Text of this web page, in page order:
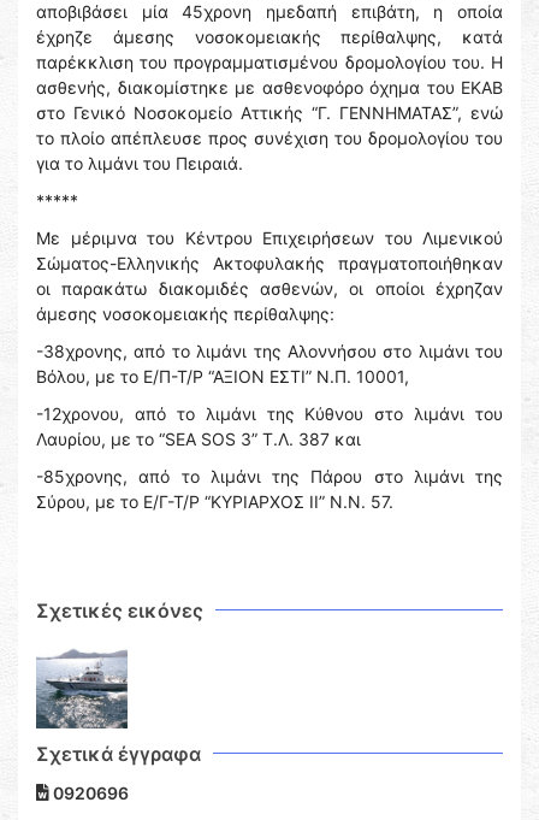
αποβιβάσει μία 45χρονη ημεδαπή επιβάτη, η οποία
έχρηζε άμεσης νοσοκομειακής περίθαλψης, κατά
παρέκκλιση του προγραμματισμένου δρομολογίου του. Η
ασθενής, διακομίστηκε με ασθενοφόρο όχημα του ΕΚΑΒ
στο Γενικό Νοσοκομείο Αττικής “Γ. ΓΕΝΝΗΜΑΤΑΣ”, ενώ
το πλοίο απέπλευσε προς συνέχιση του δρομολογίου του
για το λιμάνι του Πειραιά.
*****
Με μέριμνα του Κέντρου Επιχειρήσεων του Λιμενικού
Σώματος-Ελληνικής Ακτοφυλακής πραγματοποιήθηκαν
οι παρακάτω διακομιδές ασθενών, οι οποίοι έχρηζαν
άμεσης νοσοκομειακής περίθαλψης:
-38χρονης, από το λιμάνι της Αλοννήσου στο λιμάνι του
Βόλου, με το Ε/Π-Τ/Ρ “ΑΞΙΟΝ ΕΣΤΙ” Ν.Π. 10001,
-12χρονου, από το λιμάνι της Κύθνου στο λιμάνι του
Λαυρίου, με το “SEA SOS 3” Τ.Λ. 387 και
-85χρονης, από το λιμάνι της Πάρου στο λιμάνι της
Σύρου, με το Ε/Γ-Τ/Ρ “ΚΥΡΙΑΡΧΟΣ ΙΙ” Ν.Ν. 57.
Σχετικές εικόνες
Σχετικά έγγραφα
0920696